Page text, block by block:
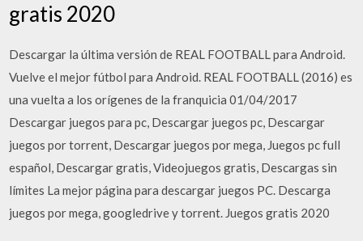
gratis 2020
Descargar la última versión de REAL FOOTBALL para Android.
Vuelve el mejor fútbol para Android. REAL FOOTBALL (2016) es
una vuelta a los orígenes de la franquicia 01/04/2017
Descargar juegos para pc, Descargar juegos pc, Descargar
juegos por torrent, Descargar juegos por mega, Juegos pc full
español, Descargar gratis, Videojuegos gratis, Descargas sin
límites La mejor página para descargar juegos PC. Descarga
juegos por mega, googledrive y torrent. Juegos gratis 2020